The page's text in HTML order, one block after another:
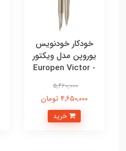
خودکار خودنویس
یوروپن مدل ویکتور
- Europen Victor
5,460,000
4,650,000 تومان